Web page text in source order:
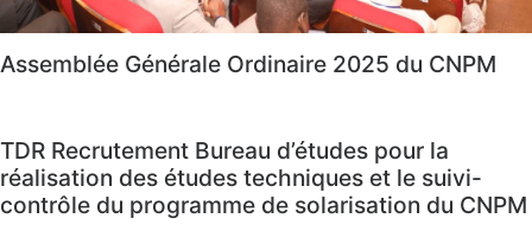
Assemblée Générale Ordinaire 2025 du CNPM
TDR Recrutement Bureau d’études pour la
réalisation des études techniques et le suivi-
contrôle du programme de solarisation du CNPM